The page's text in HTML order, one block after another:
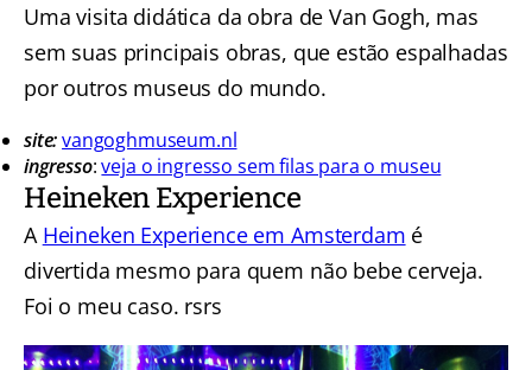
Uma visita didática da obra de Van Gogh, mas
sem suas principais obras, que estão espalhadas
por outros museus do mundo.
site:vangoghmuseum.nl
ingresso:veja o ingresso sem filas para o museu
Heineken Experience
A Heineken Experience em Amsterdam é
divertida mesmo para quem não bebe cerveja.
Foi o meu caso. rsrs